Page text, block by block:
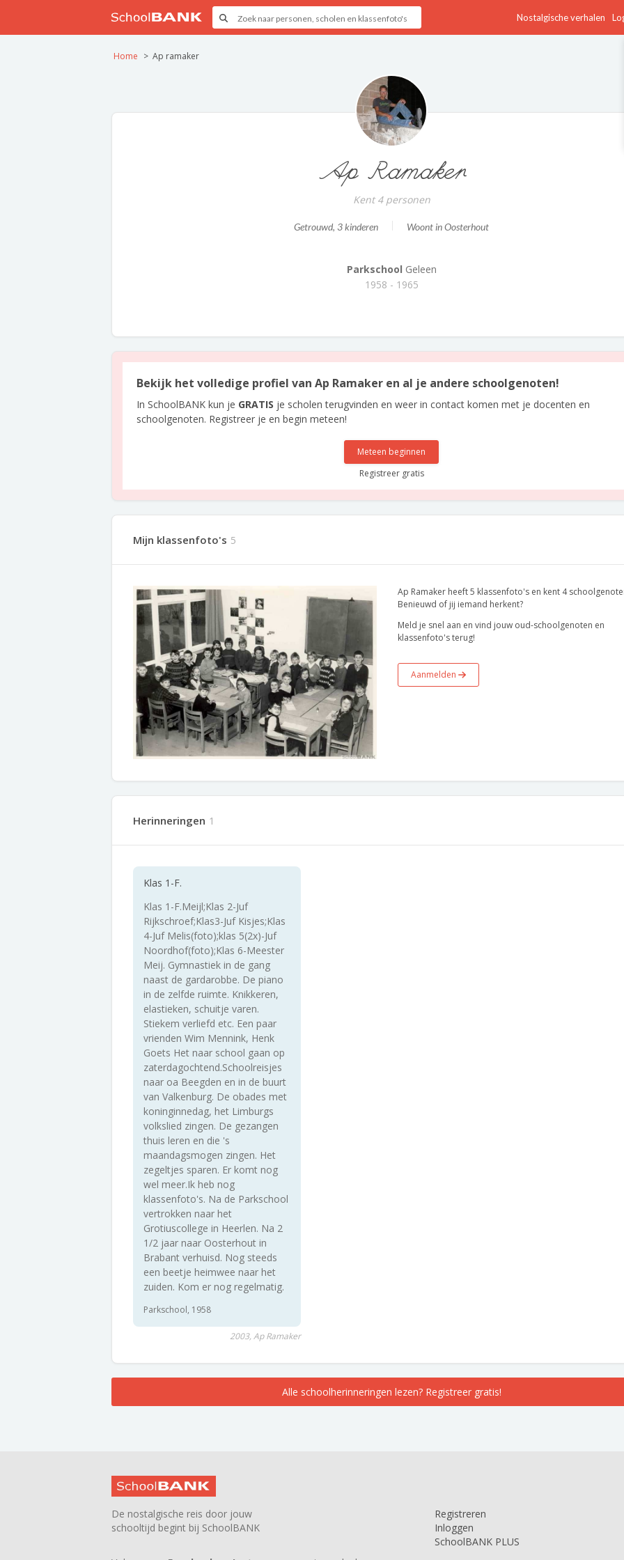
Nostalgische verhalen
Home Ap ramaker
Ap Ramaker
Kent 4 personen
Getrouwd, 3 kinderen Woont in Oosterhout
Parkschool Geleen
1958 - 1965
Bekijk het volledige profiel van Ap Ramaker en al je andere schoolgenoten!
In SchoolBANK kun je GRATIS je scholen terugvinden en weer in contact komen met je docenten en
schoolgenoten. Registreer je en begin meteen!
Meteen beginnen
Registreer gratis
Mijn klassenfoto's 5
Ap Ramaker heeft 5 klassenfoto's en kent 4
Benieuwd of jij iemand herkent?
Meld je snel aan en vind jouw oud-schoolgenoten en
klassenfoto's terug!
Aanmelden
Herinneringen 1
Klas 1-F.
Klas 1-F.Meijl;Klas 2-Juf
Rijkschroef;Klas3-Juf Kisjes;Klas
4-Juf Melis(foto);klas 5(2x)-Juf
Noordhof(foto);Klas 6-Meester
Meij. Gymnastiek in de gang
naast de gardarobbe. De piano
in de zelfde ruimte. Knikkeren,
elastieken, schuitje varen.
Stiekem verliefd etc. Een paar
vrienden Wim Mennink, Henk
Goets Het naar school gaan op
zaterdagochtend.Schoolreisjes
naar oa Beegden en in de buurt
van Valkenburg. De obades met
koninginnedag, het Limburgs
volkslied zingen. De gezangen
thuis leren en die 's
maandagsmogen zingen. Het
zegeltjes sparen. Er komt nog
wel meer.Ik heb nog
klassenfoto's. Na de Parkschool
vertrokken naar het
Grotiuscollege in Heerlen. Na 2
1/2 jaar naar Oosterhout in
Brabant verhuisd. Nog steeds
een beetje heimwee naar het
zuiden. Kom er nog regelmatig.
Parkschool, 1958
2003, Ap Ramaker
Alle schoolherinneringen lezen? Registreer gratis!
De nostalgische reis door jouw
schooltijd begint bij SchoolBANK
Registreren
Inloggen
SchoolBANK PLUS